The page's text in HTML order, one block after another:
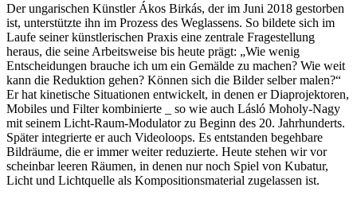
Der ungarischen Künstler Ákos Birkás, der im Juni 2018 gestorben
ist, unterstützte ihn im Prozess des Weglassens. So bildete sich im
Laufe seiner künstlerischen Praxis eine zentrale Fragestellung
heraus, die seine Arbeitsweise bis heute prägt: „Wie wenig
Entscheidungen brauche ich um ein Gemälde zu machen? Wie weit
kann die Reduktion gehen? Können sich die Bilder selber malen?“
Er hat kinetische Situationen entwickelt, in denen er Diaprojektoren,
Mobiles und Filter kombinierte _ so wie auch Lásló Moholy-Nagy
mit seinem Licht-Raum-Modulator zu Beginn des 20. Jahrhunderts.
Später integrierte er auch Videoloops. Es entstanden begehbare
Bildräume, die er immer weiter reduzierte. Heute stehen wir vor
scheinbar leeren Räumen, in denen nur noch Spiel von Kubatur,
Licht und Lichtquelle als Kompositionsmaterial zugelassen ist.